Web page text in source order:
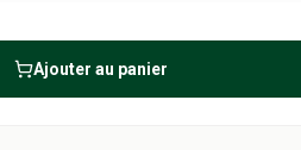
Ajouter au panier